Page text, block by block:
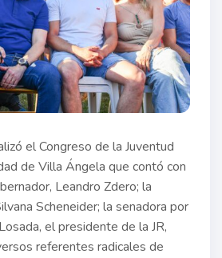
el Congreso de la Juventud
de Villa Ángela que contó con
Leandro Zdero; la
Scheneider; la senadora por
el presidente de la JR,
referentes radicales de